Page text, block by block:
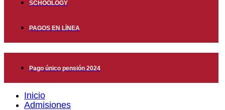
SCHOOLOGY
PAGOS EN LÍNEA
Pago único pensión 2024
Inicio
Admisiones